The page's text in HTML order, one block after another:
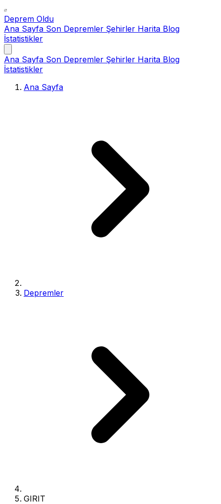
Deprem Oldu
Ana Sayfa Son Depremler Şehirler Harita Blog
İstatistikler
Ana Sayfa Son Depremler Şehirler Harita Blog
İstatistikler
Ana Sayfa
Depremler
GIRIT